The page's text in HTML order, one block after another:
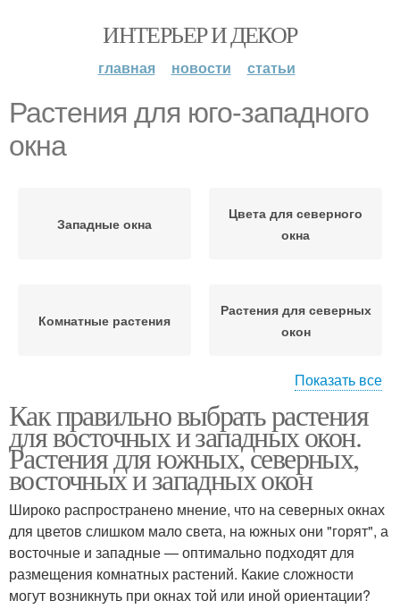
ИНТЕРЬЕР И ДЕКОР
главная новости статьи
Растения для юго-западного
окна
Западные окна
Цвета для северного
окна
Комнатные растения
Растения для северных
окон
окнах
Растения на южном окне
Проблемы для южных
окон
Растения для южного
окна
Растения для южных
Показать все
Как правильно выбрать растения
для восточных и западных окон.
Растения для южных, северных,
восточных и западных окон
Широко распространено мнение, что на северных окнах
для цветов слишком мало света, на южных они "горят", а
восточные и западные — оптимально подходят для
размещения комнатных растений. Какие сложности
могут возникнуть при окнах той или иной ориентации?